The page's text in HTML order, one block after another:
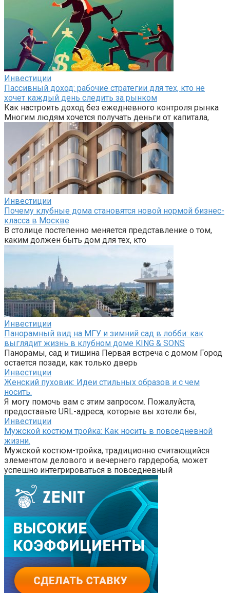
Инвестиции
Пассивный доход: рабочие стратегии для тех, кто не
хочет каждый день следить за рынком
Как настроить доход без ежедневного контроля рынка
Многим людям хочется получать деньги от капитала,
Инвестиции
Почему клубные дома становятся новой нормой бизнес-
класса в Москве
В столице постепенно меняется представление о том,
каким должен быть дом для тех, кто
Инвестиции
Панорамный вид на МГУ и зимний сад в лобби: как
выглядит жизнь в клубном доме KING & SONS
Панорамы, сад и тишина Первая встреча с домом Город
остается позади, как только дверь
Инвестиции
Женский пуховик: Идеи стильных образов и с чем
носить.
Я могу помочь вам с этим запросом. Пожалуйста,
предоставьте URL-адреса, которые вы хотели бы,
Инвестиции
Мужской костюм тройка: Как носить в повседневной
жизни.
Мужской костюм-тройка, традиционно считающийся
элементом делового и вечернего гардероба, может
успешно интегрироваться в повседневный